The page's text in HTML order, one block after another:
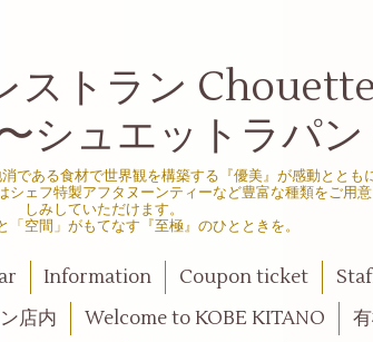
ストラン
ットラパン
である食材で世界観を構築する『優美』が感動ととも
ェフ特製アフタヌーンティーなど豊富な種類をご用
しみしていただけます。
「空間」がもてなす『至極』のひとときを。
Information Coupon ticket
店内 Welcome to KOBE KITANO